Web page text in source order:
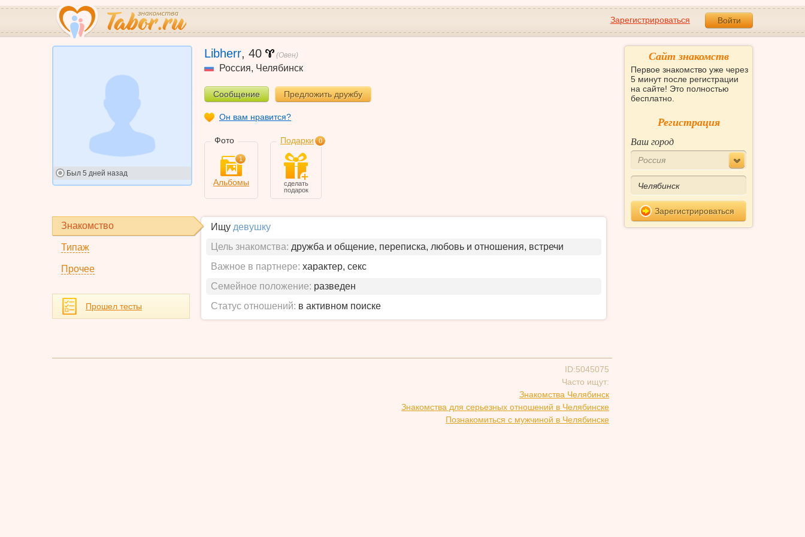
Зарегистрироваться Войти
Был 5 дней назад
Libherr, 40 (Овен)
Россия, Челябинск
Сообщение Предложить дружбу
Он вам нравится?
Фото
1
Альбомы
Подарки 0
сделать
подарок
Знакомство
Типаж
Прочее
Ищу девушку
Цель знакомства: дружба и общение, переписка, любовь и отношения, встречи
Важное в партнере: характер, секс
Семейное положение: разведен
Статус отношений: в активном поиске
Прошел тесты
ID:5045075
Часто ищут:
Знакомства Челябинск
Знакомства для серьезных отношений в Челябинске
Познакомиться с мужчиной в Челябинске
Сайт знакомств
Первое знакомство уже через
5 минут после регистрации
на сайте! Это полностью
бесплатно.
Регистрация
Ваш город
Россия
Зарегистрироваться